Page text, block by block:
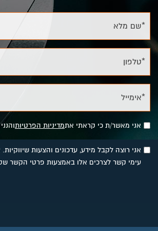
*שם מלא
*טלפון
*אימייל
אני מאשר/ת כי קראתי אתמדיניות הפרטיות
אני רוצה לקבל מידע, עדכונים והצעות
עימי קשר לצרכים אלו באמצעות פרטי הקשר